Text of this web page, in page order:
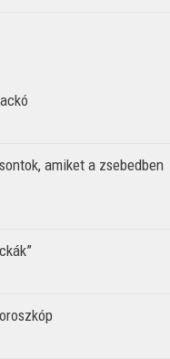
amiket a zsebedben